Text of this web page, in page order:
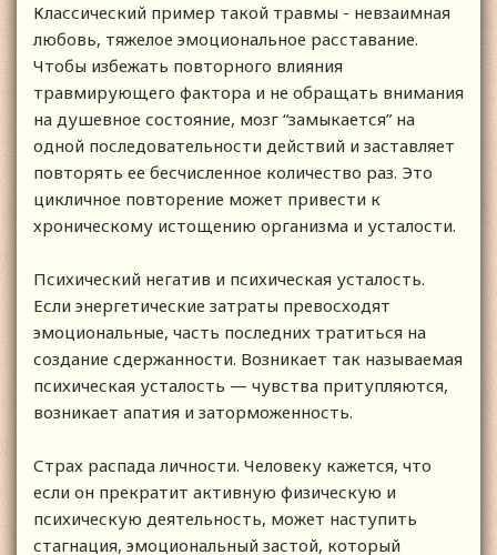
Классический пример такой травмы - невзаимная
любовь, тяжелое эмоциональное расставание.
Чтобы избежать повторного влияния
травмирующего фактора и не обращать внимания
на душевное состояние, мозг “замыкается” на
одной последовательности действий и заставляет
повторять ее бесчисленное количество раз. Это
цикличное повторение может привести к
хроническому истощению организма и усталости.
Психический негатив и психическая усталость.
Если энергетические затраты превосходят
эмоциональные, часть последних тратиться на
создание сдержанности. Возникает так называемая
психическая усталость — чувства притупляются,
возникает апатия и заторможенность.
Страх распада личности. Человеку кажется, что
если он прекратит активную физическую и
психическую деятельность, может наступить
стагнация, эмоциональный застой, который